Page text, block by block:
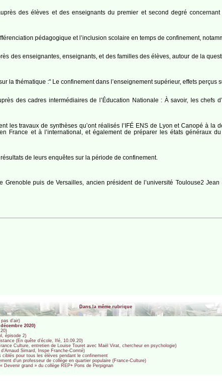
des élèves et des enseignants du premier et second degré
pédagogique et l’inclusion scolaire en temps de confinement,
des enseignantes, enseignants, et des familles des élèves, autour de la
la thématique :" Le confinement dans l’enseignement supérieur, effets perçus
des cadres intermédiaires de l’Éducation Nationale : À savoir, les chefs
les travaux de synthèses qu’ont réalisés l’IFÉ ENS de Lyon et Canopé à la
France et à l’international, et également de préparer les états généraux
de leurs enquêtes sur la période de confinement.
Grenoble puis de Versailles, ancien président de l’université Toulouse2
Dans la même rubrique
d’air)
2020)
épisode 2)
(En quête d’école, Ifé, 10.09.20)
Culture, entretien de Louise Touret avec Maël Virat, chercheur en psychologie)
Simard, Inspe Franche-Comté)
ciblés pour tous les élèves pendant le confinement
d’un professeur de collège en quartier populaire (France-Culture)
grand » du collège REP+ Pons de Perpignan